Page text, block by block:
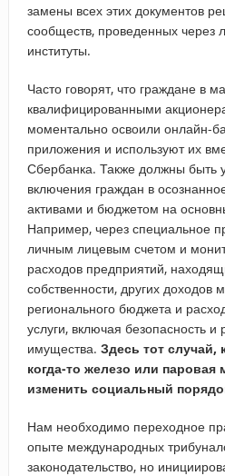
замены всех этих документов
сообществ, проведенных через
институты.
Часто говорят, что граждане в
квалифицированными
моментально освоили онлайн-
приложения и используют их
Сбербанка. Также должны быть
включения граждан в
активами и бюджетом на
Например, через специальное
личным лицевым счетом и
расходов предприятий,
собственности, других доходов
регионального бюджета и
услуги, включая безопасность
имущества. Здесь тот случай,
когда-то железо или паровая
изменить социальный
Нам необходимо переходное
опыте международных
законодательство, но